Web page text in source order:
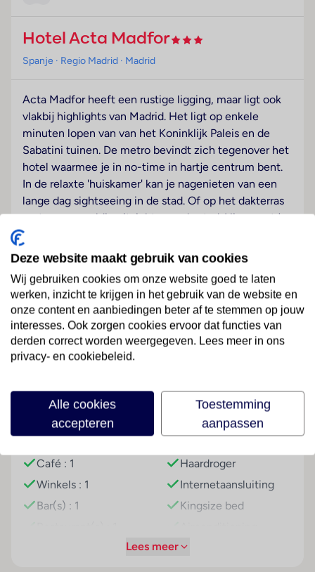
Hotel Acta Madfor
Spanje · Regio Madrid · Madrid
Acta Madfor heeft een rustige ligging, maar ligt ook
vlakbij highlights van Madrid. Het ligt op enkele
minuten lopen van van het Koninklijk Paleis en de
Sabatini tuinen. De metro bevindt zich tegenover het
hotel waarmee je in no-time in hartje centrum bent.
In de relaxte 'huiskamer' kan je nagenieten van een
lange dag sightseeing in de stad. Of op het dakterras
met een geweldig uitzicht over de stad. Hier moet je
zeker even een kijkje nemen. De kamers zijn sfeervol
en modern ingericht en bieden een comfortabel
verblijf tijdens je citytrip Madrid. De badkamers met
luxe 'rainshower' maken het geheel compleet. Ontdek
zelf waarom Acta Madfor één van onze populairste
hotels is.
Sport & Activiteiten
Overige informatie
officiële classificatie: 3 sterren
onze classificatie: 3 sterren
het hoofdgebouw heeft een lift
voltage: 220 volt
Kamers
Lees meer
Faciliteiten
Airconditioning
Hotelkluis : 1
Café : 1
Winkels : 1
Bar(s) : 1
Internetaansluiting
Badkamer
Douche
Haardroger
Internetaansluiting
Kingsize bed
(centraal geregeld)
Lees meer
Deze website maakt gebruik van cookies
Wij gebruiken cookies om onze website goed te laten
werken, inzicht te krijgen in het gebruik van de website en
onze content en aanbiedingen beter af te stemmen op jouw
interesses. Ook zorgen cookies ervoor dat functies van
derden correct worden weergegeven. Lees meer in ons
privacy- en cookiebeleid.
Alle cookies
accepteren
Toestemming
aanpassen